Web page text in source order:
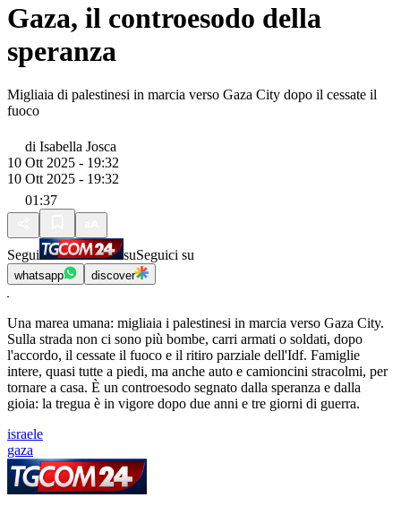
Gaza, il controesodo della
speranza
Migliaia di palestinesi in marcia verso Gaza City dopo il cessate il
fuoco
di Isabella Josca
10 Ott 2025 - 19:32
10 Ott 2025 - 19:32
01:37
Segui suSeguici su
whatsapp discover
Una marea umana: migliaia i palestinesi in marcia verso Gaza City.
Sulla strada non ci sono più bombe, carri armati o soldati, dopo
l'accordo, il cessate il fuoco e il ritiro parziale dell'Idf. Famiglie
intere, quasi tutte a piedi, ma anche auto e camioncini stracolmi, per
tornare a casa. È un controesodo segnato dalla speranza e dalla
gioia: la tregua è in vigore dopo due anni e tre giorni di guerra.
israele
gaza